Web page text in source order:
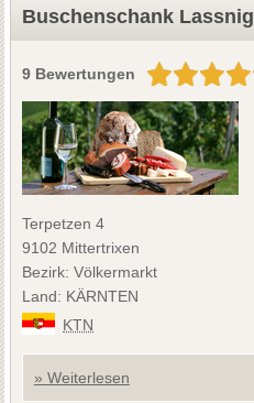
Buschenschank Lassnig
9 Bewertungen
Terpetzen 4
9102 Mittertrixen
Bezirk: Völkermarkt
Land: KÄRNTEN
KTN
» Weiterlesen